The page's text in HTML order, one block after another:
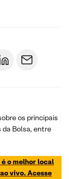
os principais
da Bolsa, entre
o melhor local
vivo. Acesse